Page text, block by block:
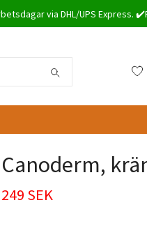
via DHL/UPS Express.
Canoderm,
249 SEK